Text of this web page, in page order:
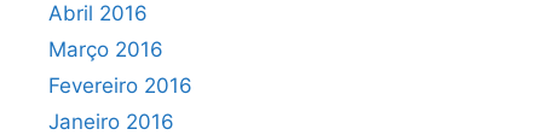
Abril 2016
Março 2016
Fevereiro 2016
Janeiro 2016